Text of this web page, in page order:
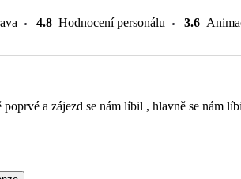
4.8 Hodnocení personálu 3.6
a zájezd se nám líbil , hlavně se nám